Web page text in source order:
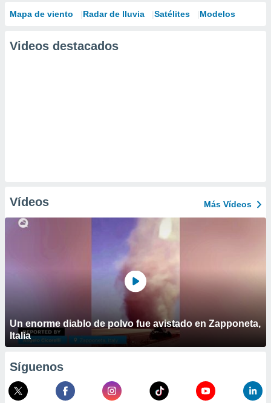
Mapa de viento Radar de lluvia Satélites Modelos
Videos destacados
Vídeos Más Vídeos
Un enorme diablo de polvo fue avistado en Zapponeta,
Italia
Síguenos